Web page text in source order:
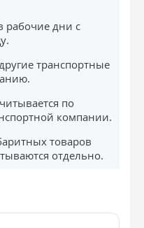
рабочие дни с
транспортные
по
компании.
товаров
отдельно.